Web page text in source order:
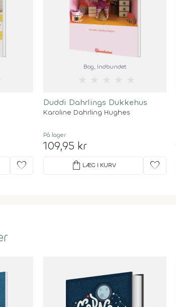
favorite
Bog, Indbundet
Duddi Dahrlings Dukkehus
Karoline Dahrling Hughes
På lager
109,95 kr
shopping_bag LÆG I KURV favorite